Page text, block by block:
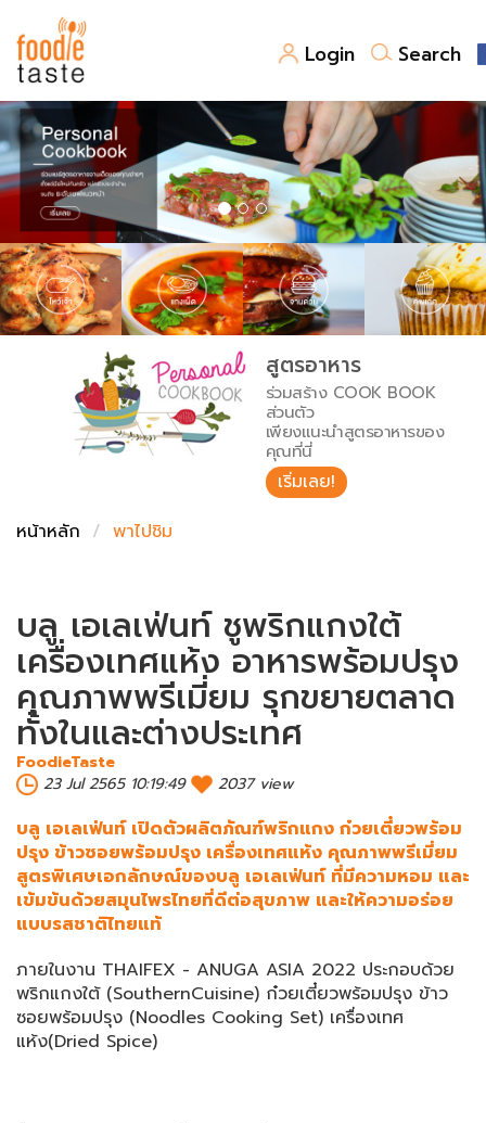
Login Search
สูตรอาหาร
สูตรอาหารล่าสุด
Top Foodie
พาไปชิม
สารพันก้นครัว
เคล็ดลับน่ารู้
เปรียบเทียบหน่วยการตวง
เปรียบเทียบอุณหภูมิ
เปรียบเทียบน้ำหนักวัตถุดิบ
FoodPedia
สร้าง Cookbook
สูตรอาหาร
ร่วมสร้าง COOK BOOK
ส่วนตัว
เพียงแนะนำสูตรอาหารของ
คุณที่นี่
เริ่มเลย!
หน้าหลัก
พาไปชิม
บลู เอเลเฟ่นท์ ชูพริกแกงใต้
เครื่องเทศแห้ง อาหารพร้อมปรุง
คุณภาพพรีเมี่ยม รุกขยายตลาด
ทั้งในและต่างประเทศ
FoodieTaste
23 Jul 2565 10:19:49
2037 view
บลู เอเลเฟ่นท์ เปิดตัวผลิตภัณฑ์พริกแกง ก๋วยเตี๋ยวพร้อม
ปรุง ข้าวซอยพร้อมปรุง เครื่องเทศแห้ง คุณภาพพรีเมี่ยม
สูตรพิเศษเอกลักษณ์ของบลู เอเลเฟ่นท์ ที่มีความหอม และ
เข้มข้นด้วยสมุนไพรไทยที่ดีต่อสุขภาพ และให้ความอร่อย
แบบรสชาติไทยแท้
ภายในงาน THAIFEX - ANUGA ASIA 2022 ประกอบด้วย
พริกแกงใต้ (SouthernCuisine) ก๋วยเตี๋ยวพร้อมปรุง ข้าว
ซอยพร้อมปรุง (Noodles Cooking Set) เครื่องเทศ
แห้ง(Dried Spice)